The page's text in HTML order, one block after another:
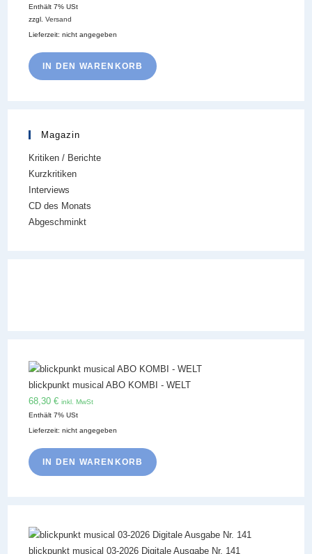
Enthält 7% USt
zzgl.Versand
Lieferzeit: nicht angegeben
IN DEN WARENKORB
Magazin
Kritiken / Berichte
Kurzkritiken
Interviews
CD des Monats
Abgeschminkt
blickpunkt musical ABO KOMBI - WELT
68,30€ inkl. MwSt
Enthält 7% USt
Lieferzeit: nicht angegeben
IN DEN WARENKORB
blickpunkt musical 03-2026 Digitale Ausgabe Nr. 141